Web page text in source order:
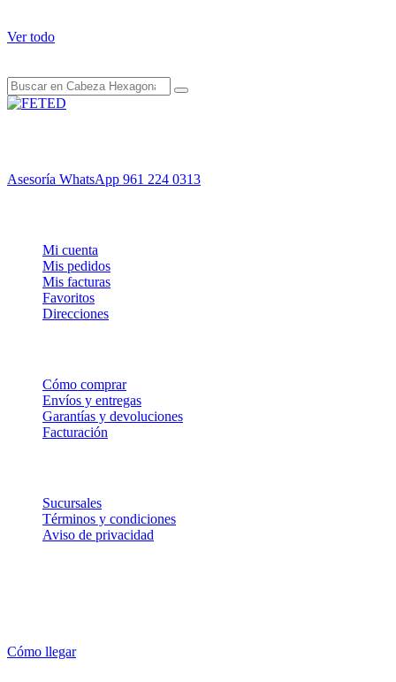
Ver todo
Asesoría WhatsApp 961 224 0313
Mi cuenta
Mis pedidos
Mis facturas
Favoritos
Direcciones
Cómo comprar
Envíos y entregas
Garantías y devoluciones
Facturación
Sucursales
Términos y condiciones
Aviso de privacidad
Cómo llegar